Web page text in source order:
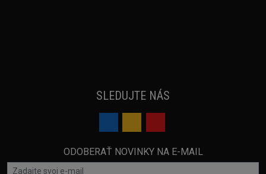
SLEDUJTE NÁS
ODOBERAŤ NOVINKY NA E-MAIL